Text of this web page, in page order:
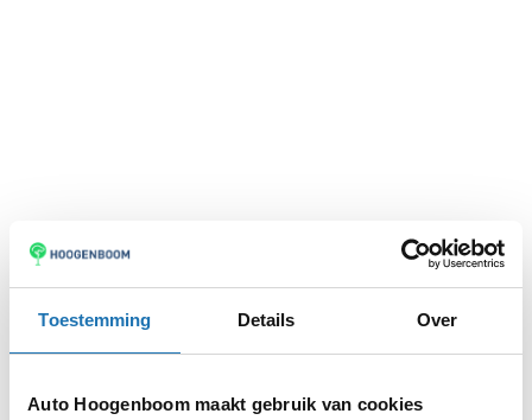
Toestemming Details Over
Auto Hoogenboom maakt gebruik van cookies